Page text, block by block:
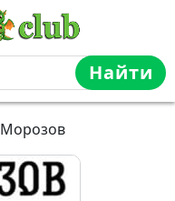
Найти
Морозов